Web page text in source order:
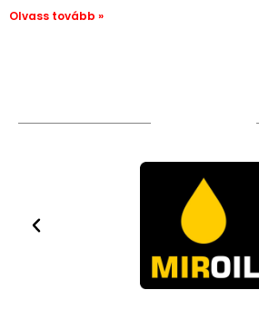
Olvass tovább »